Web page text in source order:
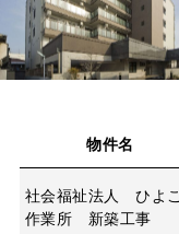
物件名
社会福祉法人 ひよこ
作業所 新築工事